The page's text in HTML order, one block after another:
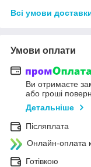
Всі умови
Умови оплати
Ви отримаєте
або гроші
Детальніше
Післяплата
Онлайн-оплата
Готівкою